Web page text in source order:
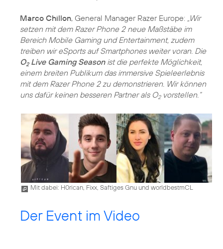
Marco Chillon, General Manager Razer Europe: „Wir
setzen mit dem Razer Phone 2 neue Maßstäbe im
Bereich Mobile Gaming und Entertainment, zudem
treiben wir eSports auf Smartphones weiter voran. Die
O2Live Gaming Seasonist die perfekte Möglichkeit,
einem breiten Publikum das immersive Spieleerlebnis
mit dem Razer Phone 2 zu demonstrieren. Wir können
uns dafür keinen besseren Partner als O2vorstellen.“
Mit dabei: H0rican, Fixx, Saftiges Gnu und worldbestmCL
Der Event im Video